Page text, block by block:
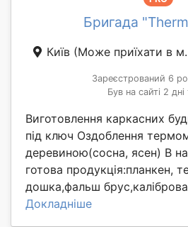
Бригада
Київ (Може приїхати в
Зареєстрований 6
Був на сайті 2
Виготовлення каркасних
під ключ Оздоблення
деревиною(сосна, ясен) В
готова продукція:планкен,
дошка,фальш
Докладніше